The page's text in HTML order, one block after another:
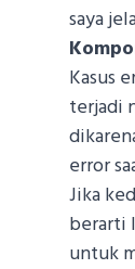
saya
Kasus
terjadi
error
Jika
berarti
untuk